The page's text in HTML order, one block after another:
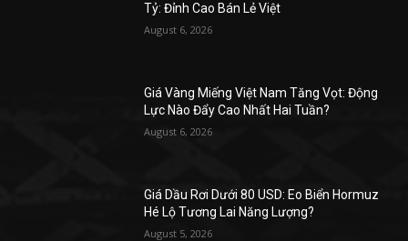
Tỷ: Đỉnh Cao Bán Lẻ Việt
August 6, 2026
Giá Vàng Miếng Việt Nam Tăng Vọt: Động
Lực Nào Đẩy Cao Nhất Hai Tuần?
August 6, 2026
Giá Dầu Rơi Dưới 80 USD: Eo Biển Hormuz
Hé Lộ Tương Lai Năng Lượng?
August 5, 2026